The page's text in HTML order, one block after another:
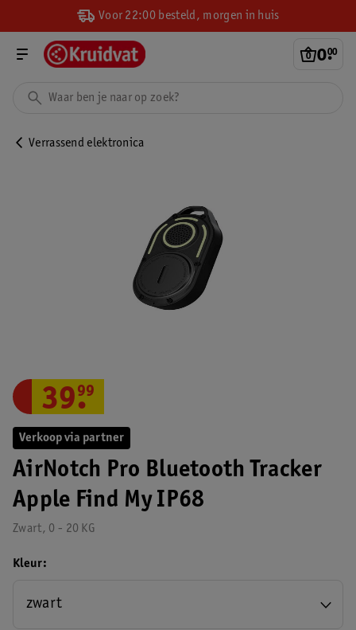
Voor 22:00 besteld, morgen in huis
0.
00
Verrassend elektronica
Verkoop via partner
AirNotch Pro Bluetooth Tracker
Apple Find My IP68
Zwart, 0 - 20 KG
39.
99
Kleur
zwart